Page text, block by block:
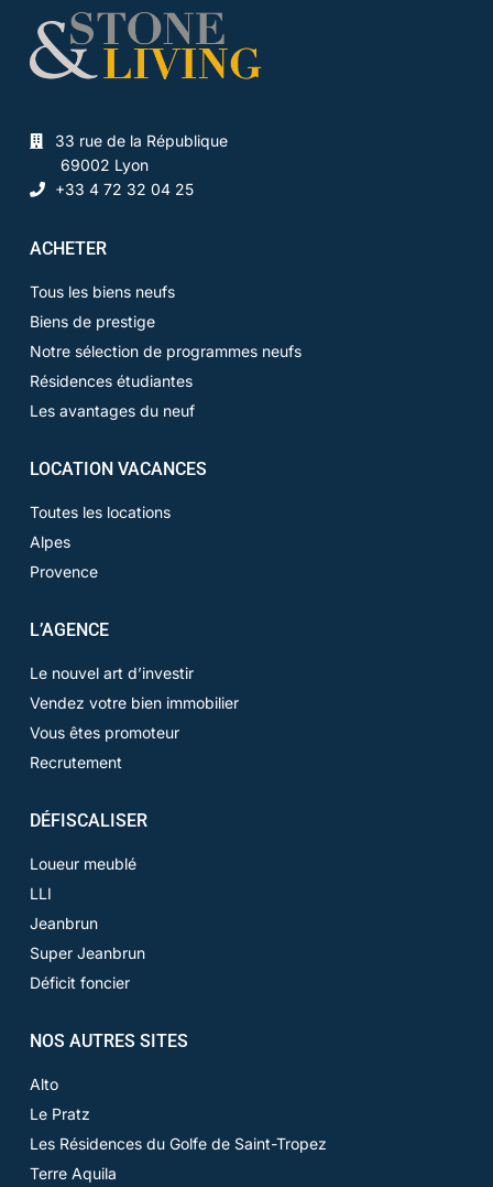
33 rue de la République
69002 Lyon
+33 4 72 32 04 25
ACHETER
Tous les biens neufs
Biens de prestige
Notre sélection de programmes neufs
Résidences étudiantes
Les avantages du neuf
LOCATION VACANCES
Toutes les locations
Alpes
Provence
L’AGENCE
Le nouvel art d’investir
Vendez votre bien immobilier
Vous êtes promoteur
Recrutement
DÉFISCALISER
Loueur meublé
LLI
Jeanbrun
Super Jeanbrun
Déficit foncier
NOS AUTRES SITES
Alto
Le Pratz
Les Résidences du Golfe de Saint-Tropez
Terre Aquila